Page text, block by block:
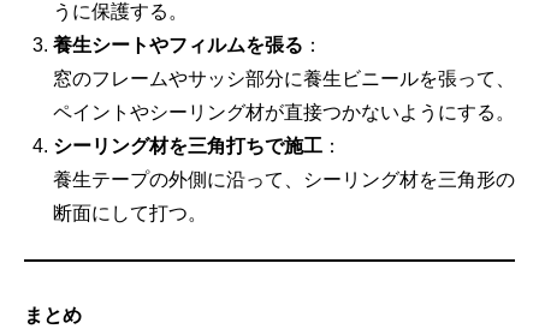
うに保護する。
養生シートやフィルムを張る ：
窓のフレームやサッシ部分に養生ビニールを張って、
ペイントやシーリング材が直接つかないようにする。
シーリング材を三角打ちで施工 ：
養生テープの外側に沿って、シーリング材を三角形の
断面にして打つ。
まとめ